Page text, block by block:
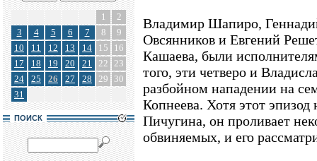
1
2
3
4 5 6 7 8
9
10
11 12 13 14 15
16
17
18 19 20 21 22 23
24
25 26 27 28 29
30
31
ПОИСК
Владимир Шапиро,
Овсянников и Евгений
Кашаева, были
того, эти четверо и
разбойном нападении на
Копнеева. Хотя этот
Пичугина, он проливает
обвиняемых, и его